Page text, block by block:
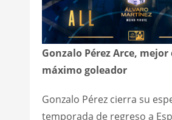
Gonzalo Pérez Arce,
máximo goleador
Gonzalo Pérez cierra su
temporada de regreso a